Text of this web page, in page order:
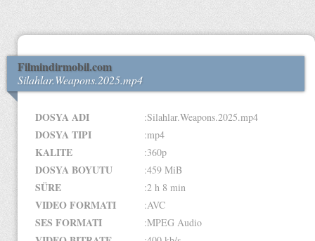
Filmindirmobil.com
Silahlar.Weapons.2025.mp4
DOSYA ADI :Silahlar.Weapons.2025.mp4
DOSYA TIPI :mp4
KALITE :360p
DOSYA BOYUTU :459 MiB
SÜRE :2 h 8 min
VIDEO FORMATI :AVC
SES FORMATI :MPEG Audio